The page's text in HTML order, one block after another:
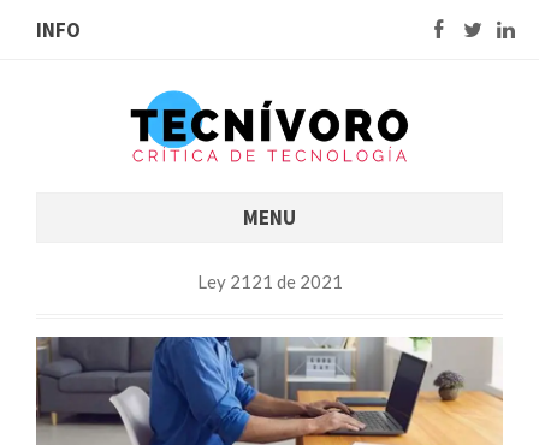
INFO
MENU
Ley 2121 de 2021